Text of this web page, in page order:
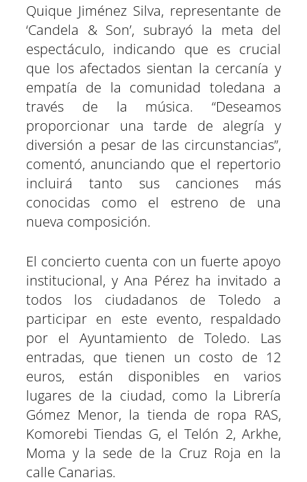
Quique Jiménez Silva, representante de
‘Candela & Son’, subrayó la meta del
espectáculo, indicando que es crucial
que los afectados sientan la cercanía y
empatía de la comunidad toledana a
través de la música. “Deseamos
proporcionar una tarde de alegría y
diversión a pesar de las circunstancias”,
comentó, anunciando que el repertorio
incluirá tanto sus canciones más
conocidas como el estreno de una
nueva composición.
El concierto cuenta con un fuerte apoyo
institucional, y Ana Pérez ha invitado a
todos los ciudadanos de Toledo a
participar en este evento, respaldado
por el Ayuntamiento de Toledo. Las
entradas, que tienen un costo de 12
euros, están disponibles en varios
lugares de la ciudad, como la Librería
Gómez Menor, la tienda de ropa RAS,
Komorebi Tiendas G, el Telón 2, Arkhe,
Moma y la sede de la Cruz Roja en la
calle Canarias.